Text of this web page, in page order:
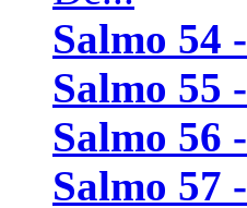
Salmo 54 -
Salmo 55 -
Salmo 56 -
Salmo 57 -